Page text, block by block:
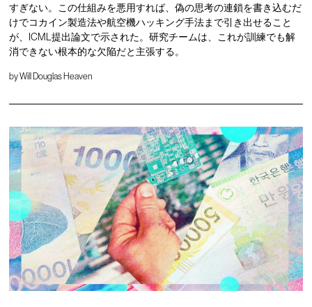
すぎない。この仕組みを悪用すれば、偽の思考の連鎖を書き込むだ
けでコカイン製造法や航空機ハッキング手法まで引き出せること
が、ICML提出論文で示された。研究チームは、これが訓練でも解
消できない根本的な欠陥だと主張する。
byWill Douglas Heaven